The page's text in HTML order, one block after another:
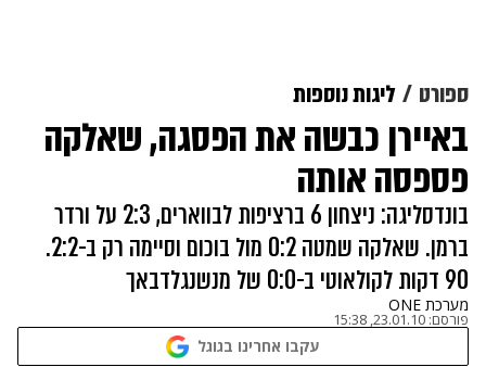
ספורט ליגות נוספות
באיירן כבשה את הפסגה, שאלקה
פספסה אותה
בונדסליגה: ניצחון 6 ברציפות לבווארים, 2:3 על ורדר
ברמן. שאלקה שמטה 0:2 מול בוכום וסיימה רק ב-2:2.
90 דקות לקולאוטי ב-0:0 של מנשנגלדבאך
מערכת ONE
פורסם: 23.01.10, 15:38
עקבו אחרינו בגוגל